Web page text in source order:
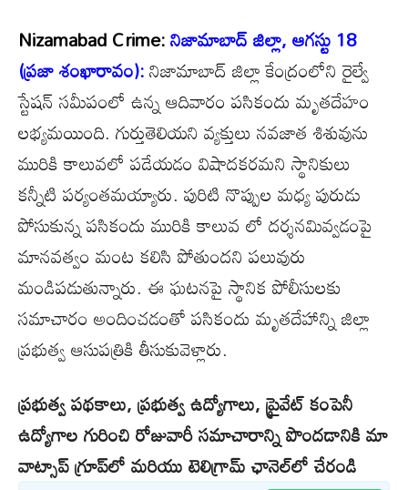
Nizamabad Crime:నిజామాబాద్ జిల్లా, ఆగస్టు 18
(ప్రజా శంఖారావం):నిజామాబాద్ జిల్లా కేంద్రంలోని రైల్వే
స్టేషన్ సమీపంలో ఉన్న ఆదివారం పసికందు మృతదేహం
లభ్యమయింది. గుర్తుతెలియని వ్యక్తులు నవజాత శిశువును
మురికి కాలువలో పడేయడం విషాదకరమని స్థానికులు
కన్నీటి పర్యంతమయ్యారు. పురిటి నొప్పుల మధ్య పురుడు
పోసుకున్న పసికందు మురికి కాలువ లో దర్శనమివ్వడంపై
మానవత్వం మంట కలిసి పోతుందని పలువురు
మండిపడుతున్నారు. ఈ ఘటనపై స్థానిక పోలీసులకు
సమాచారం అందించడంతో పసికందు మృతదేహాన్ని జిల్లా
ప్రభుత్వ ఆసుపత్రికి తీసుకువెళ్లారు.
ప్రభుత్వ పథకాలు, ప్రభుత్వ ఉద్యోగాలు, ప్రైవేట్ కంపెనీ
ఉద్యోగాల గురించి రోజువారీ సమాచారాన్ని పొందడానికి మా
వాట్సాప్ గ్రూప్‌లో మరియు టెలిగ్రామ్ ఛానెల్‌లో చేరండి